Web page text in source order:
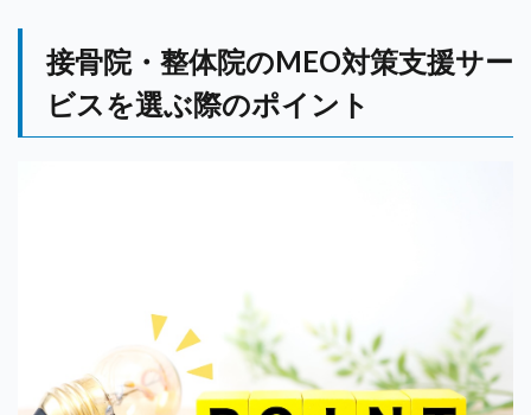
接骨院・整体院のMEO対策支援サー
ビスを選ぶ際のポイント